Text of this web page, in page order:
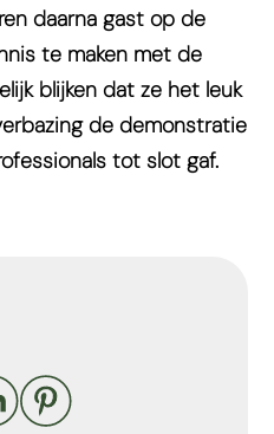
daarna gast op de
te maken met de
blijken dat ze het leuk
de demonstratie
tot slot gaf.
